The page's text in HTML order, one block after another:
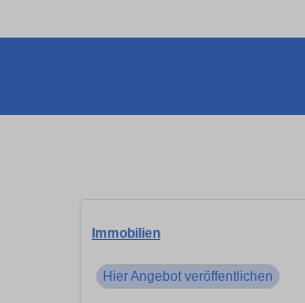
Immobilien
Hier Angebot veröffentlichen